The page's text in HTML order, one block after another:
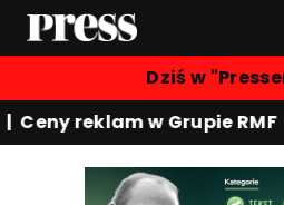
Dziś w
reklam w Grupie RMF |